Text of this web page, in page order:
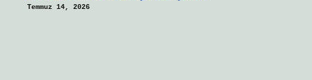
Temmuz 14, 2026